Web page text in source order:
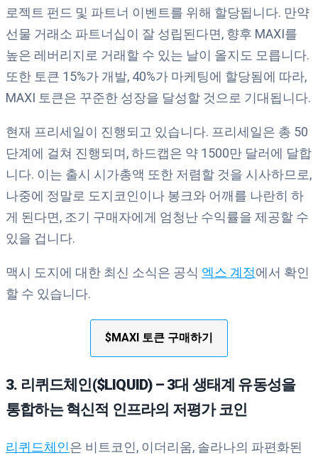
로젝트 펀드 및 파트너 이벤트를 위해 할당됩니다. 만약
선물 거래소 파트너십이 잘 성립된다면, 향후 MAXI를
높은 레버리지로 거래할 수 있는 날이 올지도 모릅니다.
또한 토큰 15%가 개발, 40%가 마케팅에 할당됨에 따라,
MAXI 토큰은 꾸준한 성장을 달성할 것으로 기대됩니다.
현재 프리세일이 진행되고 있습니다. 프리세일은 총 50
단계에 걸쳐 진행되며, 하드캡은 약 1500만 달러에 달합
니다. 이는 출시 시가총액 또한 저렴할 것을 시사하므로,
나중에 정말로 도지코인이나 봉크와 어깨를 나란히 하
게 된다면, 조기 구매자에게 엄청난 수익률을 제공할 수
있을 겁니다.
맥시 도지에 대한 최신 소식은 공식 엑스 계정에서 확인
할 수 있습니다.
$MAXI 토큰 구매하기
3. 리퀴드체인($LIQUID) – 3대 생태계 유동성을
통합하는 혁신적 인프라의 저평가 코인
리퀴드체인은 비트코인, 이더리움, 솔라나의 파편화된